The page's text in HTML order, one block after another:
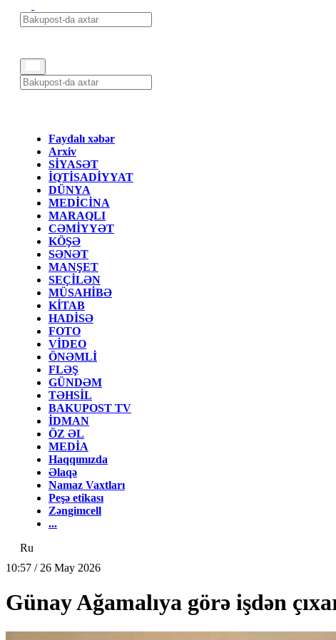
Faydalı xəbər
Arxiv
SİYASƏT
İQTİSADİYYAT
DÜNYA
MEDİCİNA
MARAQLI
CƏMİYYƏT
KÖŞƏ
SƏNƏT
MANŞET
SEÇİLƏN
MÜSAHİBƏ
KİTAB
HADİSƏ
FOTO
VİDEO
ÖNƏMLİ
FLƏŞ
GÜNDƏM
TƏHSİL
BAKUPOST TV
İDMAN
ÖZ ƏL
MEDİA
Haqqımızda
Əlaqə
Namaz Vaxtları
Peşə etikası
Zəngimcell
...
Ru
10:57 / 26 May 2026
Günay Ağamalıya görə işdən